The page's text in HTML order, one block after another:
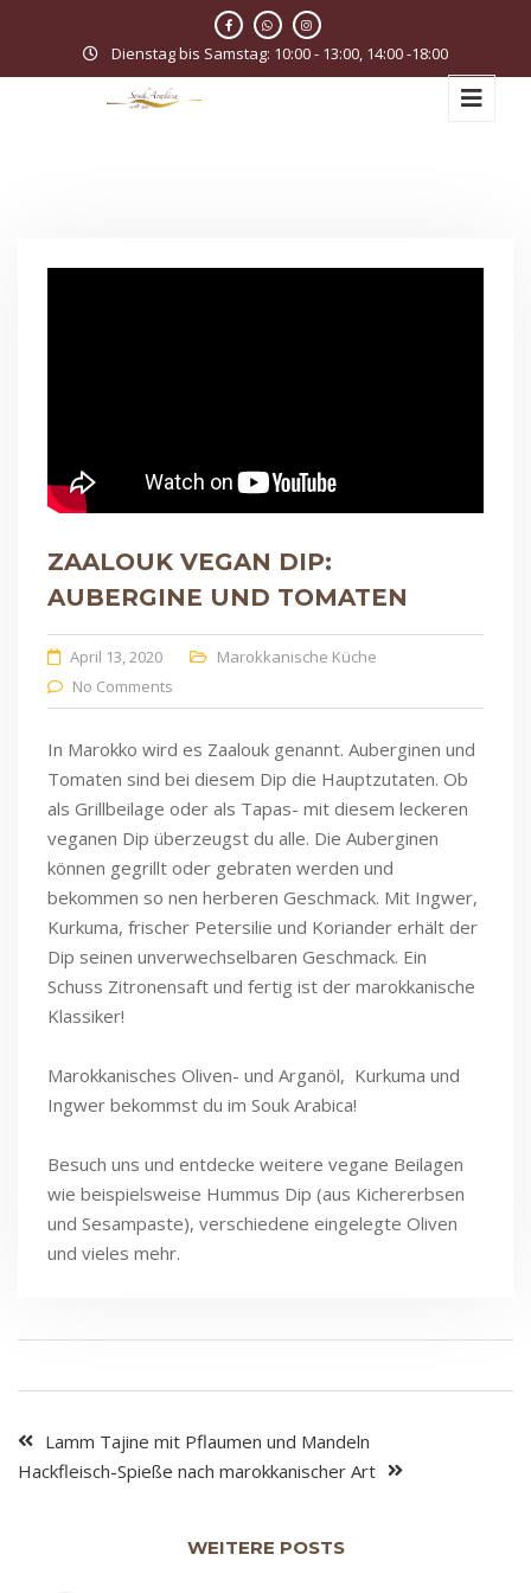
Dienstag bis Samstag: 10:00 - 13:00, 14:00 -18:00
ZAALOUK VEGAN DIP:
AUBERGINE UND TOMATEN
April 13, 2020
Marokkanische Küche
No Comments
In Marokko wird es Zaalouk genannt. Auberginen und
Tomaten sind bei diesem Dip die Hauptzutaten. Ob
als Grillbeilage oder als Tapas- mit diesem leckeren
veganen Dip überzeugst du alle. Die Auberginen
können gegrillt oder gebraten werden und
bekommen so nen herberen Geschmack. Mit Ingwer,
Kurkuma, frischer Petersilie und Koriander erhält der
Dip seinen unverwechselbaren Geschmack. Ein
Schuss Zitronensaft und fertig ist der marokkanische
Klassiker!
Marokkanisches Oliven- und Arganöl, Kurkuma und
Ingwer bekommst du im Souk Arabica!
Besuch uns und entdecke weitere vegane Beilagen
wie beispielsweise Hummus Dip (aus Kichererbsen
und Sesampaste), verschiedene eingelegte Oliven
und vieles mehr.
Lamm Tajine mit Pflaumen und Mandeln
Hackfleisch-Spieße nach marokkanischer Art
WEITERE POSTS